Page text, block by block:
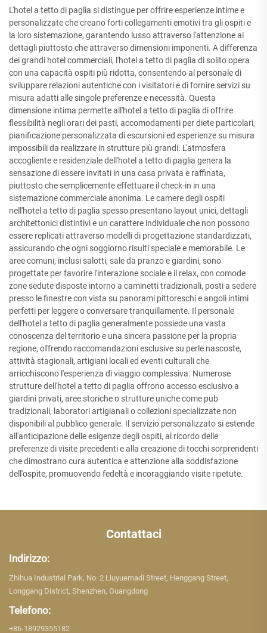
L'hotel a tetto di paglia si distingue per offrire esperienze intime e
personalizzate che creano forti collegamenti emotivi tra gli ospiti e
la loro sistemazione, garantendo lusso attraverso l'attenzione ai
dettagli piuttosto che attraverso dimensioni imponenti. A differenza
dei grandi hotel commerciali, l'hotel a tetto di paglia di solito opera
con una capacità ospiti più ridotta, consentendo al personale di
sviluppare relazioni autentiche con i visitatori e di fornire servizi su
misura adatti alle singole preferenze e necessità. Questa
dimensione intima permette all'hotel a tetto di paglia di offrire
flessibilità negli orari dei pasti, accomodamenti per diete particolari,
pianificazione personalizzata di escursioni ed esperienze su misura
impossibili da realizzare in strutture più grandi. L'atmosfera
accogliente e residenziale dell'hotel a tetto di paglia genera la
sensazione di essere invitati in una casa privata e raffinata,
piuttosto che semplicemente effettuare il check-in in una
sistemazione commerciale anonima. Le camere degli ospiti
nell'hotel a tetto di paglia spesso presentano layout unici, dettagli
architettonici distintivi e un carattere individuale che non possono
essere replicati attraverso modelli di progettazione standardizzati,
assicurando che ogni soggiorno risulti speciale e memorabile. Le
aree comuni, inclusi salotti, sale da pranzo e giardini, sono
progettate per favorire l'interazione sociale e il relax, con comode
zone sedute disposte intorno a caminetti tradizionali, posti a sedere
presso le finestre con vista su panorami pittoreschi e angoli intimi
perfetti per leggere o conversare tranquillamente. Il personale
dell'hotel a tetto di paglia generalmente possiede una vasta
conoscenza del territorio e una sincera passione per la propria
regione, offrendo raccomandazioni esclusive su perle nascoste,
attività stagionali, artigiani locali ed eventi culturali che
arricchiscono l'esperienza di viaggio complessiva. Numerose
strutture dell'hotel a tetto di paglia offrono accesso esclusivo a
giardini privati, aree storiche o strutture uniche come pub
tradizionali, laboratori artigianali o collezioni specializzate non
disponibili al pubblico generale. Il servizio personalizzato si estende
all'anticipazione delle esigenze degli ospiti, al ricordo delle
preferenze di visite precedenti e alla creazione di tocchi sorprendenti
che dimostrano cura autentica e attenzione alla soddisfazione
dell'ospite, promuovendo fedeltà e incoraggiando visite ripetute.
Contattaci
Indirizzo:
Zhihua Industrial Park, No. 2 Liuyuemadi Street, Henggang Street,
Longgang District, Shenzhen, Guangdong
Telefono:
+86-18929355182